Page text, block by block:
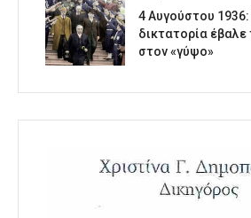
4 Αυγούστου
δικτατορία
στον «γύψο»